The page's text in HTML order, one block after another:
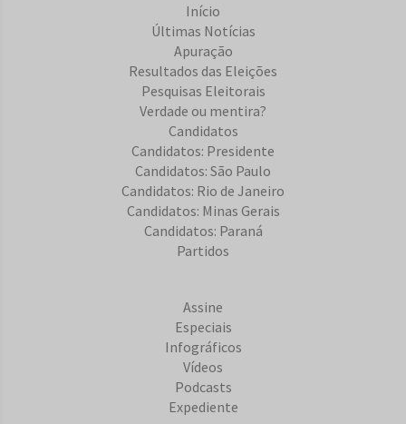
Início
Últimas Notícias
Apuração
Resultados das Eleições
Pesquisas Eleitorais
Verdade ou mentira?
Candidatos
Candidatos: Presidente
Candidatos: São Paulo
Candidatos: Rio de Janeiro
Candidatos: Minas Gerais
Candidatos: Paraná
Partidos
Assine
Especiais
Infográficos
Vídeos
Podcasts
Expediente